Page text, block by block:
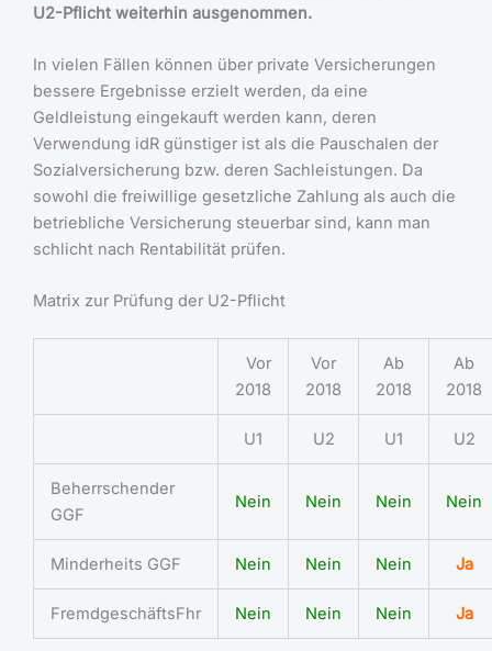
U2-Pflicht weiterhin ausgenommen.
In vielen Fällen können über private Versicherungen
bessere Ergebnisse erzielt werden, da eine
Geldleistung eingekauft werden kann, deren
Verwendung idR günstiger ist als die Pauschalen der
Sozialversicherung bzw. deren Sachleistungen. Da
sowohl die freiwillige gesetzliche Zahlung als auch die
betriebliche Versicherung steuerbar sind, kann man
schlicht nach Rentabilität prüfen.
Matrix zur Prüfung der U2-Pflicht
Vor
2018
Vor
2018
Ab
2018
Ab
2018
U1 U2 U1 U2
Beherrschender
GGF
Nein Nein Nein Nein
Minderheits GGF Nein Nein Nein Ja
FremdgeschäftsFhr Nein Nein Nein Ja